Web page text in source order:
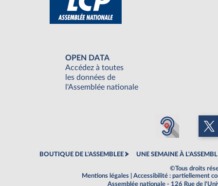
OPEN DATA
Accédez à toutes
les données de
l'Assemblée nationale
BOUTIQUE DE L'ASSEMBLEE UNE SEMAINE À
©Tous droits
Mentions légales
Accessibilité : partiellement
Assemblée nationale - 126 Rue de